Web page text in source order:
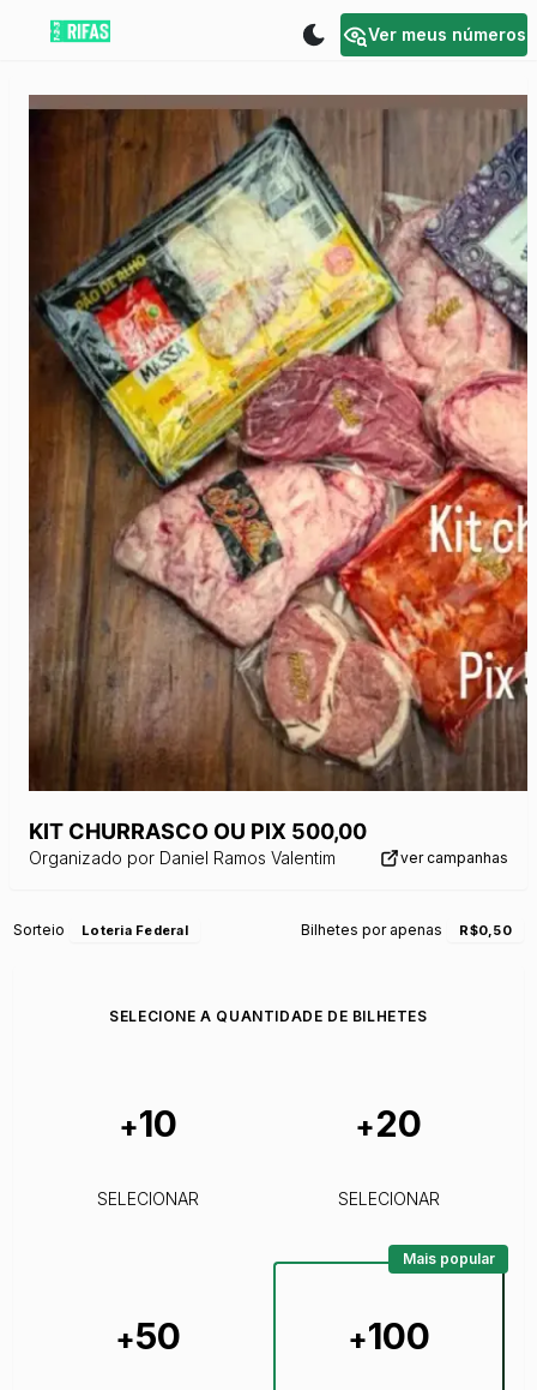
Ver meus números
KIT CHURRASCO OU PIX 500,00
Organizado por Daniel Ramos Valentim ver campanhas
Sorteio Loteria Federal Bilhetes por apenas R$0,50
SELECIONE A QUANTIDADE DE BILHETES
+10
SELECIONAR
+20
SELECIONAR
+50 +100
Mais popular